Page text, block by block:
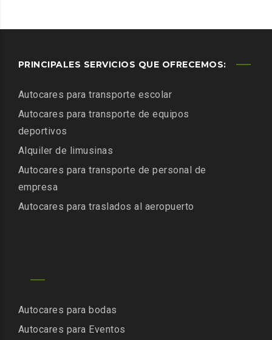
PRINCIPALES SERVICIOS QUE OFRECEMOS:
Autocares para transporte escolar
Autocares para transporte de equipos
deportivos
Alquiler de limusinas
Autocares para transporte de personal de
empresa
Autocares para traslados al aeropuerto
Autocares para bodas
Autocares para Eventos